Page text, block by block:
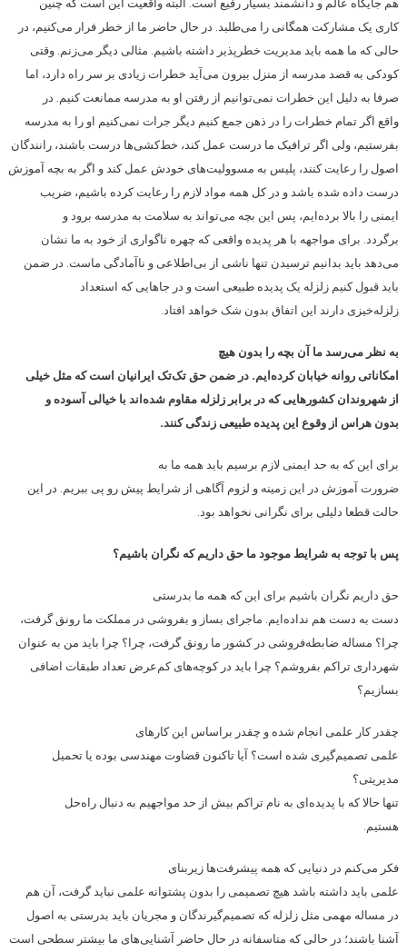
کاری یک مشارکت همگانی را می‌طلبد. در حال حاضر ما از خطر فرار می‌کنیم، در
حالی که ما همه باید مدیریت خطرپذیر داشته باشیم. مثالی دیگر می‌زنم. وقتی
کودکی به قصد مدرسه از منزل بیرون می‌آید خطرات زیادی بر سر راه دارد، اما
صرفا به دلیل این خطرات نمی‌توانیم از رفتن او به مدرسه ممانعت کنیم. در
واقع اگر تمام خطرات را در ذهن جمع کنیم دیگر جرات نمی‌کنیم او را به مدرسه
بفرستیم، ولی اگر ترافیک ما درست عمل کند، خط‌کشی‌ها درست باشند، رانندگان
اصول را رعایت کنند، پلیس به مسوولیت‌های خودش عمل کند و اگر به بچه آموزش
درست داده شده باشد و در کل همه مواد لازم را رعایت کرده باشیم، ضریب
ایمنی را بالا برده‌ایم، پس این بچه می‌تواند به سلامت به مدرسه برود و
برگردد. برای مواجهه با هر پدیده واقعی که چهره ناگواری از خود به ما نشان
می‌دهد باید بدانیم ترسیدن تنها ناشی از بی‌اطلاعی و ناآمادگی ماست. در ضمن
باید قبول کنیم زلزله یک پدیده طبیعی است و در جاهایی که استعداد
زلزله‌خیزی دارند ‌این اتفاق بدون شک خواهد افتاد.
به نظر می‌رسد ما آن بچه را بدون هیچ
امکاناتی روانه خیابان کرده‌ایم. در ضمن حق تک‌تک ایرانیان است که مثل خیلی
از شهروندان کشورهایی که در برابر زلزله مقاوم شده‌اند با خیالی آسوده و
بدون هراس از وقوع این پدیده طبیعی زندگی کنند.
برای این که به حد ایمنی لازم برسیم باید همه ما به
ضرورت آموزش در این زمینه و لزوم آگاهی از شرایط پیش رو پی ببریم. در این
حالت قطعا دلیلی برای نگرانی نخواهد بود.
پس با توجه به شرایط موجود ما حق داریم که نگران باشیم؟
حق داریم نگران باشیم برای این که همه ما بدرستی
دست به دست هم نداده‌ایم. ماجرای بساز و بفروشی در مملکت ما رونق گرفت،
چرا؟ مساله ضابطه‌فروشی در کشور ما رونق گرفت، چرا؟ چرا باید من به عنوان
شهرداری تراکم بفروشم؟ چرا باید در کوچه‌های کم‌عرض تعداد طبقات اضافی
بسازیم؟
چقدر کار علمی انجام شده و چقدر براساس این کارهای
علمی تصمیم‌گیری شده است؟ آیا تاکنون قضاوت مهندسی بوده یا تحمیل
مدیریتی؟
تنها حالا که با پدیده‌ای به نام تراکم بیش از حد مواجهیم به دنبال راه‌حل
هستیم.
فکر می‌کنم در دنیایی که همه پیشرفت‌ها زیربنای
علمی باید داشته باشد هیچ تصمیمی را بدون پشتوانه علمی نباید گرفت، آن هم
در مساله مهمی مثل زلزله که تصمیم‌گیرندگان و مجریان باید بدرستی به اصول
آشنا باشند؛ در حالی که متاسفانه در حال حاضر آشنایی‌های ما بیشتر سطحی است